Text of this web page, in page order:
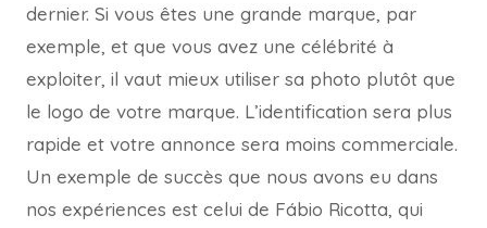
dernier. Si vous êtes une grande marque, par
exemple, et que vous avez une célébrité à
exploiter, il vaut mieux utiliser sa photo plutôt que
le logo de votre marque. L’identification sera plus
rapide et votre annonce sera moins commerciale.
Un exemple de succès que nous avons eu dans
nos expériences est celui de Fábio Ricotta, qui